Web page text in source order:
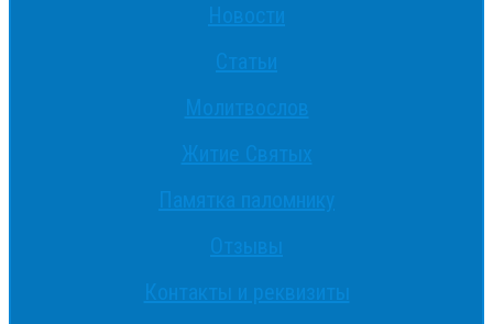
Новости
Статьи
Молитвослов
Житие Святых
Памятка паломнику
Отзывы
Контакты и реквизиты